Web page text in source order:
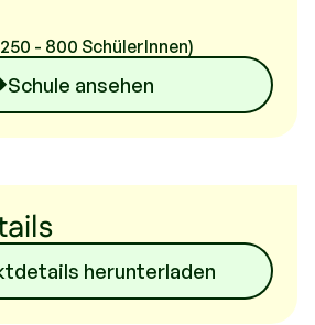
- 800 SchülerInnen)
Schule ansehen
herunterladen